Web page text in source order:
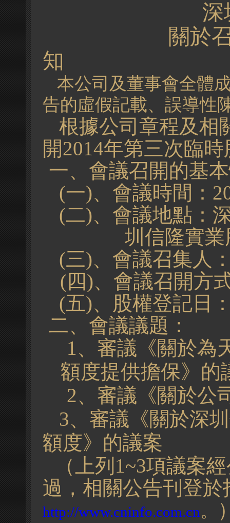
深圳信隆
關於召
知
本公司及董事會全體
告的虛假記載、誤導性
根據公司章程及相
開2014年第三次臨
一、會議召開的基
(一)、會議時間：
(二)、會議地點：
圳信隆實
(三)、會議召集
(四)、會議召開方
(五)、股權登記日
二、會議議題：
1、審議《關於為
額度提供擔保》的
2、審議《關於公
3、 審議《關於深
額度》的議案
（上列 1~3項議案
過，相關公告刊登
http://www.cninfo.com.cn。